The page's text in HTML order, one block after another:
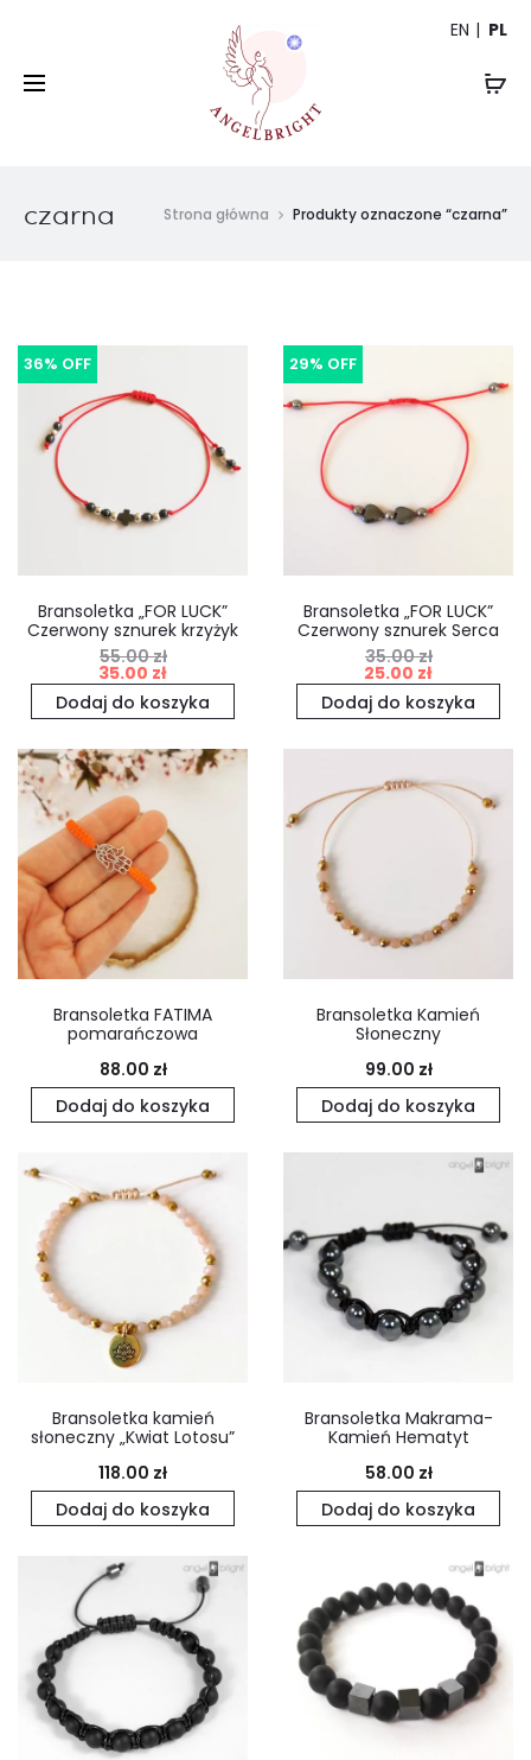
EN PL
czarna Strona główna Produkty oznaczone “czarna”
36% OFF
Bransoletka „FOR LUCK”
Czerwony sznurek krzyżyk
55.00zł
Pierwotna
cena
55.00 zł.
35.00 zł
Aktualna
cena
35.00 zł.
Dodaj do koszyka
29% OFF
Bransoletka „FOR LUCK”
Czerwony sznurek Serca
35.00zł
Pierwotna
cena
25.00 zł
Aktualna
cena
Dodaj do koszyka
Bransoletka FATIMA
pomarańczowa
88.00 zł
Dodaj do koszyka
Bransoletka Kamień
Słoneczny
99.00 zł
Dodaj do koszyka
Bransoletka kamień
słoneczny „Kwiat Lotosu”
118.00 zł
Dodaj do koszyka
Bransoletka Makrama-
Kamień Hematyt
58.00 zł
Dodaj do koszyka